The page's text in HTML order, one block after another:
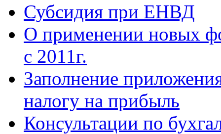
Субсидия при ЕНВД
О применении новых
с 2011г.
Заполнение
налогу на прибыль
Консультации по